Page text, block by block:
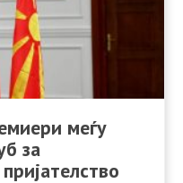
меѓу
за